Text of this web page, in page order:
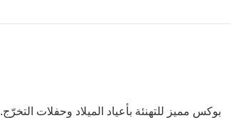
بوكس مميز للتهنئة بأعياد الميلاد وحفلات التخرّج.